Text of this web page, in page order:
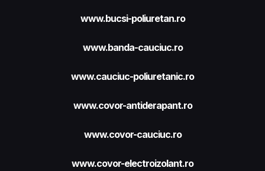
www.bucsi-poliuretan.ro
www.banda-cauciuc.ro
www.cauciuc-poliuretanic.ro
www.covor-antiderapant.ro
www.covor-cauciuc.ro
www.covor-electroizolant.ro